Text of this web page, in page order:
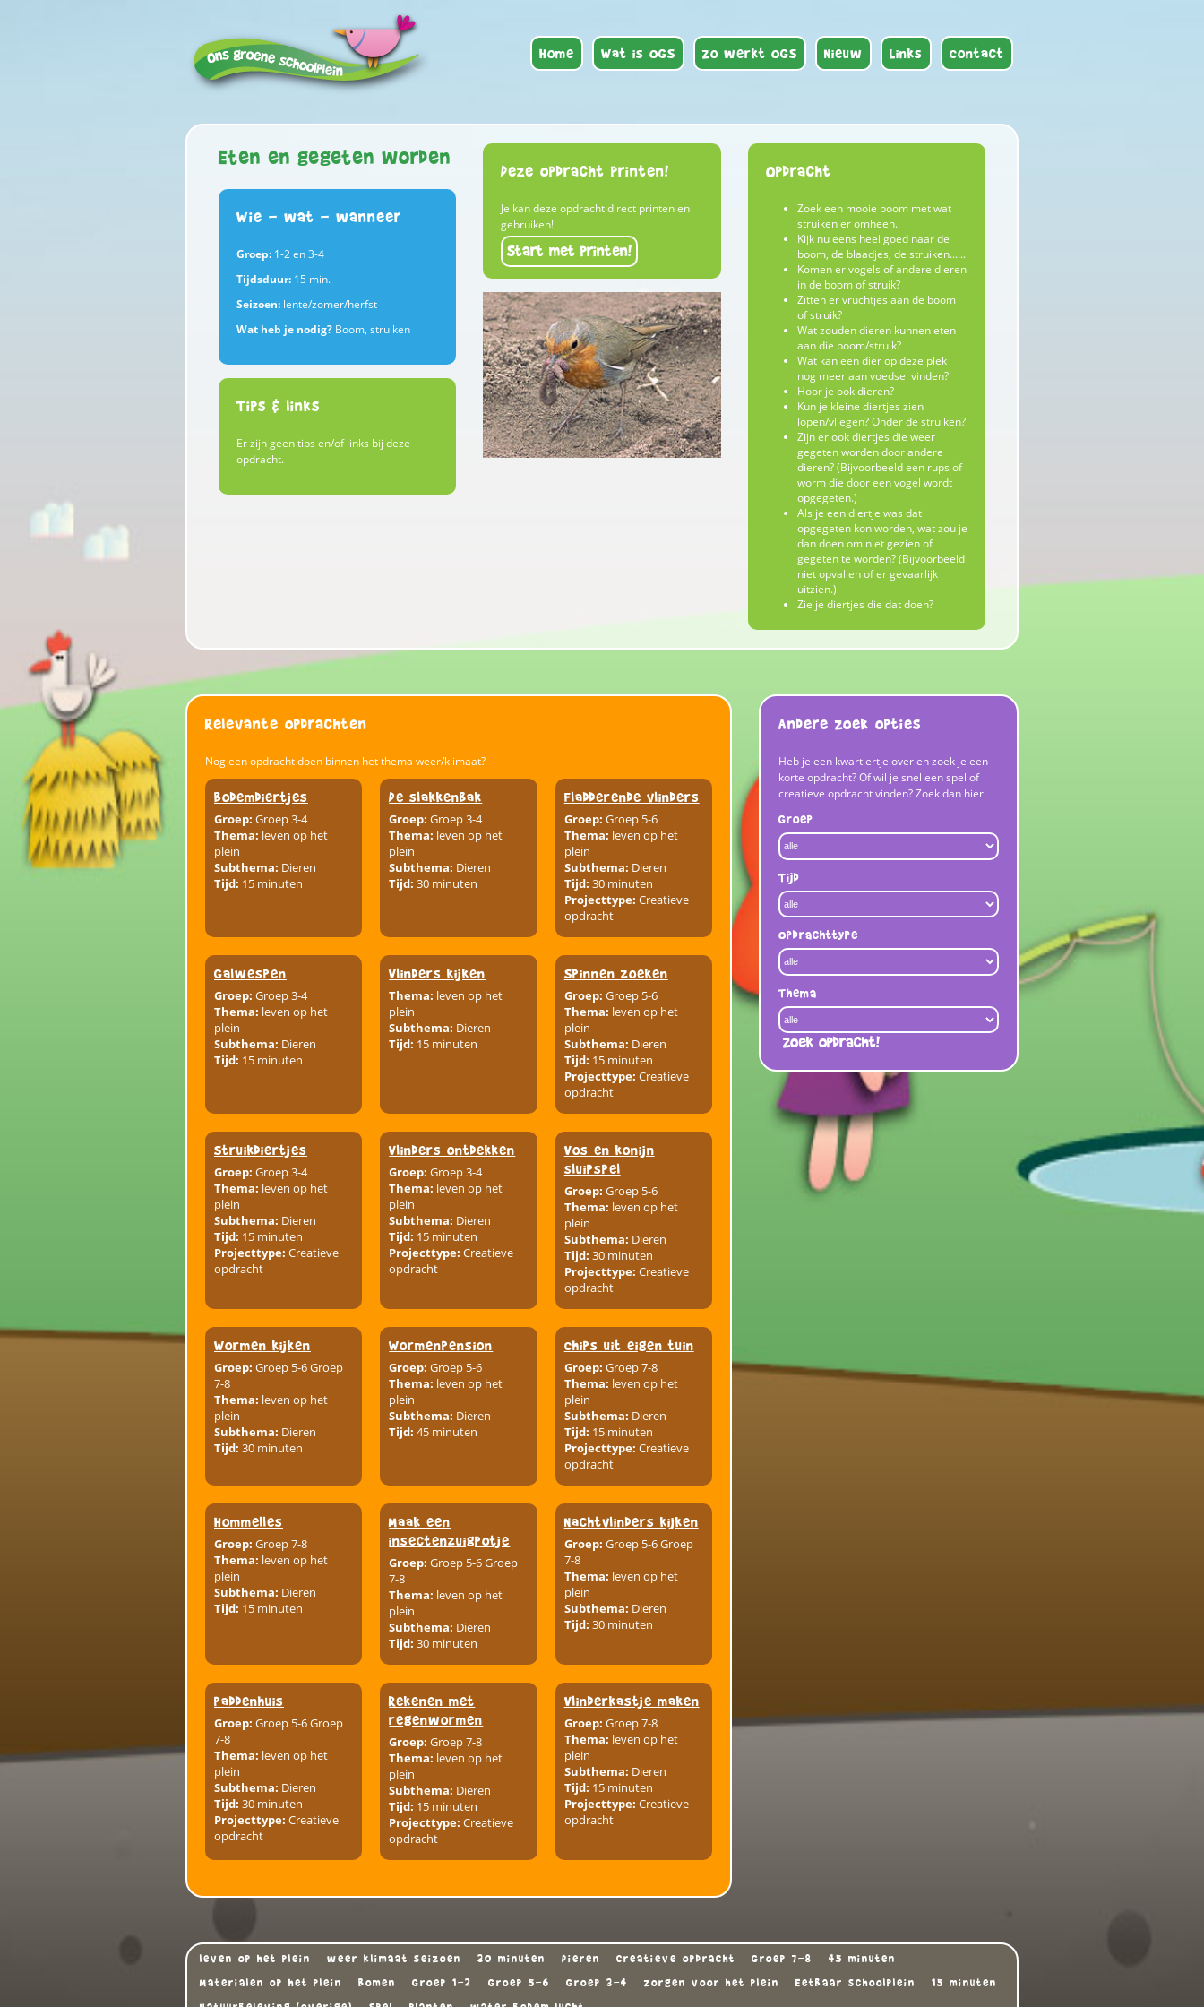
Home Wat is OGS Zo werkt OGS Nieuw Links Contact
Eten en gegeten worden
Wie - wat - wanneer
Groep: 1-2 en 3-4
Tijdsduur: 15 min.
Seizoen: lente/zomer/herfst
Wat heb je nodig? Boom, struiken
Tips & links
Er zijn geen tips en/of links bij deze
opdracht.
Deze opdracht printen!
Je kan deze opdracht direct printen en
gebruiken!
Start met printen!
Opdracht
Zoek een mooie boom met wat
struiken er omheen.
Kijk nu eens heel goed naar de
boom, de blaadjes, de struiken......
Komen er vogels of andere dieren
in de boom of struik?
Zitten er vruchtjes aan de boom
of struik?
Wat zouden dieren kunnen eten
aan die boom/struik?
Wat kan een dier op deze plek
nog meer aan voedsel vinden?
Hoor je ook dieren?
Kun je kleine diertjes zien
lopen/vliegen? Onder de struiken?
Zijn er ook diertjes die weer
gegeten worden door andere
dieren? (Bijvoorbeeld een rups of
worm die door een vogel wordt
opgegeten.)
Als je een diertje was dat
opgegeten kon worden, wat zou je
dan doen om niet gezien of
gegeten te worden? (Bijvoorbeeld
niet opvallen of er gevaarlijk
uitzien.)
Zie je diertjes die dat doen?
Relevante opdrachten
Nog een opdracht doen binnen het thema weer/klimaat?
Bodemdiertjes
Groep: Groep 3-4
Thema: leven op het
plein
Subthema: Dieren
Tijd: 15 minuten
De slakkenbak
Groep: Groep 3-4
Thema: leven op het
plein
Subthema: Dieren
Tijd: 30 minuten
Fladderende vlinders
Groep: Groep 5-6
Thema: leven op het
plein
Subthema: Dieren
Tijd: 30 minuten
Projecttype: Creatieve
opdracht
Galwespen
Groep: Groep 3-4
Thema: leven op het
plein
Subthema: Dieren
Tijd: 15 minuten
Vlinders kijken
Thema: leven op het
plein
Subthema: Dieren
Tijd: 15 minuten
Spinnen zoeken
Groep: Groep 5-6
Thema: leven op het
plein
Subthema: Dieren
Tijd: 15 minuten
Projecttype: Creatieve
opdracht
Struikdiertjes
Groep: Groep 3-4
Thema: leven op het
plein
Subthema: Dieren
Tijd: 15 minuten
Projecttype: Creatieve
opdracht
Vlinders ontdekken
Groep: Groep 3-4
Thema: leven op het
plein
Subthema: Dieren
Tijd: 15 minuten
Projecttype: Creatieve
opdracht
Vos en konijn
sluipspel
Groep: Groep 5-6
Thema: leven op het
plein
Subthema: Dieren
Tijd: 30 minuten
Projecttype: Creatieve
opdracht
Wormen kijken
Groep: Groep 5-6 Groep
7-8
Thema: leven op het
plein
Subthema: Dieren
Tijd: 30 minuten
Wormenpension
Groep: Groep 5-6
Thema: leven op het
plein
Subthema: Dieren
Tijd: 45 minuten
Chips uit eigen tuin
Groep: Groep 7-8
Thema: leven op het
plein
Subthema: Dieren
Tijd: 15 minuten
Projecttype: Creatieve
opdracht
Hommelles
Groep: Groep 7-8
Thema: leven op het
plein
Subthema: Dieren
Tijd: 15 minuten
Maak een
insectenzuigpotje
Groep: Groep 5-6 Groep
7-8
Thema: leven op het
plein
Subthema: Dieren
Tijd: 30 minuten
Nachtvlinders kijken
Groep: Groep 5-6 Groep
7-8
Thema: leven op het
plein
Subthema: Dieren
Tijd: 30 minuten
paddenhuis
Groep: Groep 5-6 Groep
7-8
Thema: leven op het
plein
Subthema: Dieren
Tijd: 30 minuten
Projecttype: Creatieve
opdracht
Rekenen met
regenwormen
Groep: Groep 7-8
Thema: leven op het
plein
Subthema: Dieren
Tijd: 15 minuten
Projecttype: Creatieve
opdracht
Vlinderkastje maken
Groep: Groep 7-8
Thema: leven op het
plein
Subthema: Dieren
Tijd: 15 minuten
Projecttype: Creatieve
opdracht
Andere zoek opties
Heb je een kwartiertje over en zoek je een
korte opdracht? Of wil je snel een spel of
creatieve opdracht vinden? Zoek dan hier.
Groep
Tijd
Opdrachttype
Thema
Zoek opdracht!
leven op het plein weer klimaat seizoen 30 minuten Dieren Creatieve opdracht Groep 7-8
45 minuten
Materialen op het plein
Bomen Groep 1-2 Groep 5-6 Groep 3-4 zorgen voor het plein Eetbaar schoolplein
15 minuten